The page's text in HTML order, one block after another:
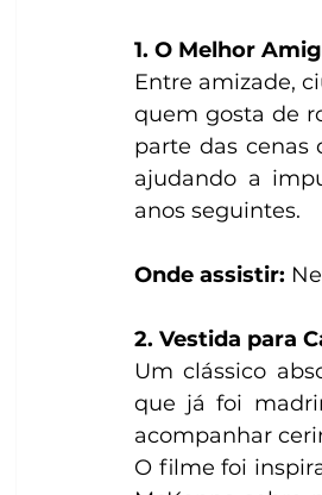
1. O Melhor
Entre amizade,
quem gosta de
parte das cenas
ajudando a
anos seguintes.
Onde assistir:
2. Vestida para
Um clássico
que já foi
acompanhar
O filme foi